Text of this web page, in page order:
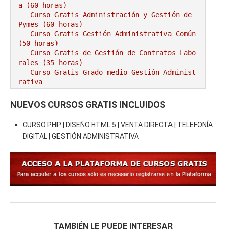
a (60 horas)
Curso Gratis Administración y Gestión de
Pymes (60 horas)
Curso Gratis Gestión Administrativa Común
(50 horas)
Curso Gratis de Gestión de Contratos Labo
rales (35 horas)
Curso Gratis Grado medio Gestión Administ
rativa
# CURSOS GRATIS AGRICULTURA/GANADERÍA
Curso Gratis Riesgos Específicos en Mata
deros de Aves y Conejos (25 horas)
Curso Gratis Cultivo y Recolección de Fr
utas (60 horas)
horas)
Curso Gratis Bienestar Animal en el Tran
sporte (20 horas)
Curso Gratis Cultivo bajo abrigo (50 hor
Curso Gratis Almacenamiento de Productos
NUEVOS CURSOS GRATIS INCLUIDOS
CURSO PHP | DISEÑO HTML 5 | VENTA DIRECTA | TELEFONÍA
DIGITAL | GESTIÓN ADMINISTRATIVA
TAMBIÉN LE PUEDE INTERESAR